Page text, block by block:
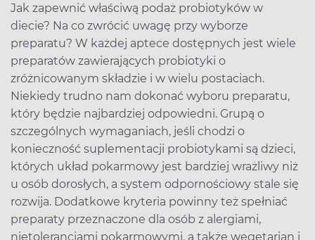
Jak zapewnić właściwą podaż probiotyków w
diecie? Na co zwrócić uwagę przy wyborze
preparatu? W każdej aptece dostępnych jest wiele
preparatów zawierających probiotyki o
zróżnicowanym składzie i w wielu postaciach.
Niekiedy trudno nam dokonać wyboru preparatu,
który będzie najbardziej odpowiedni. Grupą o
szczególnych wymaganiach, jeśli chodzi o
konieczność suplementacji probiotykami są dzieci,
których układ pokarmowy jest bardziej wrażliwy niż
u osób dorosłych, a system odpornościowy stale się
rozwija. Dodatkowe kryteria powinny też spełniać
preparaty przeznaczone dla osób z alergiami,
nietolerancjami pokarmowymi, a także wegetarian i